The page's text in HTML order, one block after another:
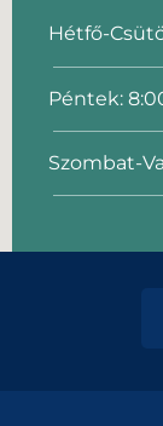
Hétfő-
Péntek:
Szombat-